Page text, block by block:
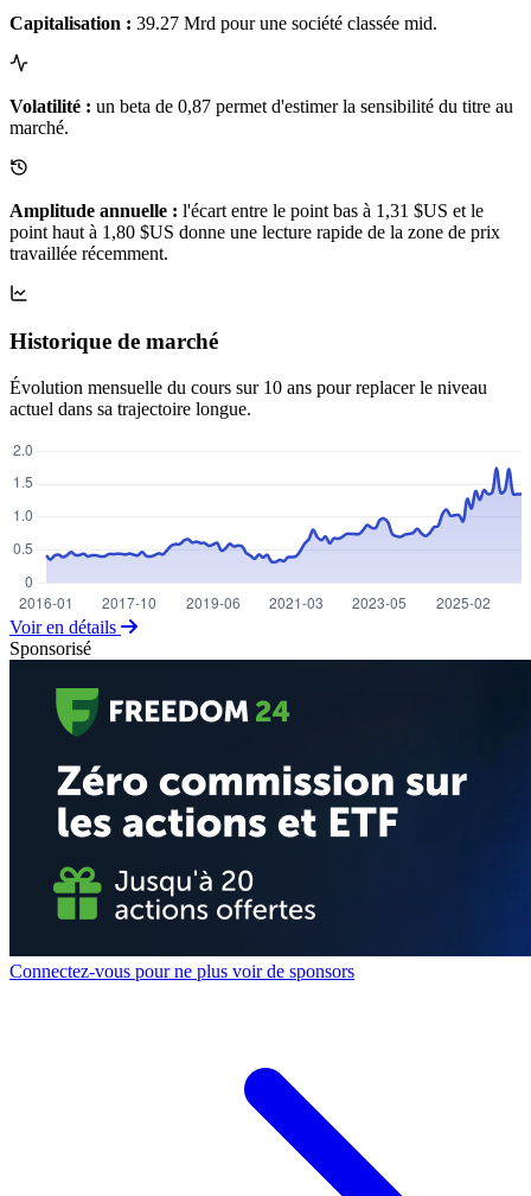
Capitalisation : 39.27 Mrd pour une société classée mid.
Volatilité : un beta de 0,87 permet d'estimer la sensibilité du titre au
marché.
Amplitude annuelle : l'écart entre le point bas à 1,31 $US et le
point haut à 1,80 $US donne une lecture rapide de la zone de prix
travaillée récemment.
Historique de marché
Évolution mensuelle du cours sur 10 ans pour replacer le niveau
actuel dans sa trajectoire longue.
Voir en détails
Sponsorisé
Connectez-vous pour ne plus voir de sponsors